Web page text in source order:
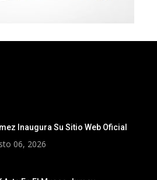
Inaugura Su Sitio Web Oficial
06, 2026